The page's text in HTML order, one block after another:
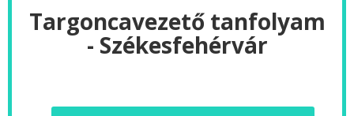
Targoncavezető tanfolyam
- Székesfehérvár